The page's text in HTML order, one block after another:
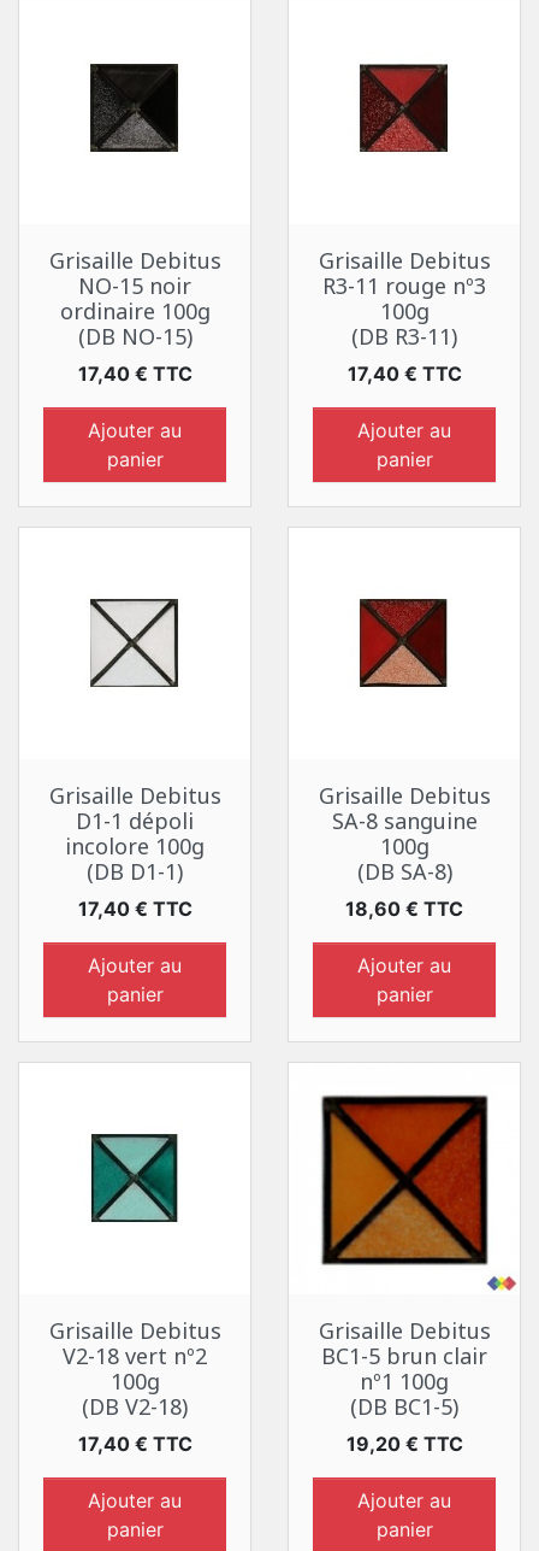
Grisaille Debitus
NO-15 noir
ordinaire 100g
(DB NO-15)
Prix
17,40 € TTC
Ajouter au
panier
Grisaille Debitus
R3-11 rouge nº3
100g
(DB R3-11)
Prix
17,40 € TTC
Ajouter au
panier
Grisaille Debitus
D1-1 dépoli
incolore 100g
(DB D1-1)
Prix
17,40 € TTC
Ajouter au
panier
Grisaille Debitus
SA-8 sanguine
100g
(DB SA-8)
Prix
18,60 € TTC
Ajouter au
panier
Grisaille Debitus
V2-18 vert nº2
100g
(DB V2-18)
Prix
17,40 € TTC
Ajouter au
panier
Grisaille Debitus
BC1-5 brun clair
nº1 100g
(DB BC1-5)
Prix
19,20 € TTC
Ajouter au
panier